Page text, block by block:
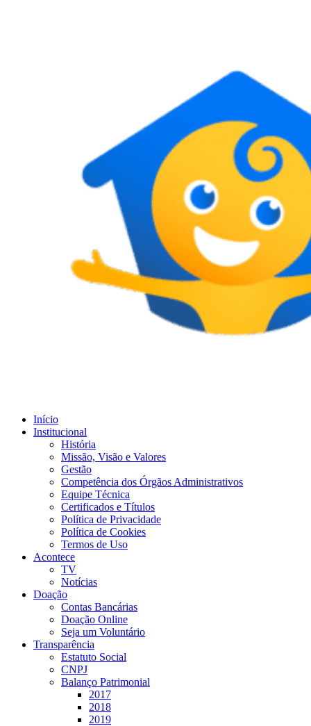
Início
Institucional
História
Missão, Visão e Valores
Gestão
Competência dos Órgãos Administrativos
Equipe Técnica
Certificados e Títulos
Política de Privacidade
Política de Cookies
Termos de Uso
Acontece
TV
Notícias
Doação
Contas Bancárias
Doação Online
Seja um Voluntário
Transparência
Estatuto Social
CNPJ
Balanço Patrimonial
2017
2018
2019